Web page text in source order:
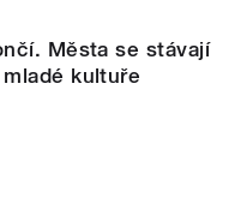
Města se stávají
kultuře